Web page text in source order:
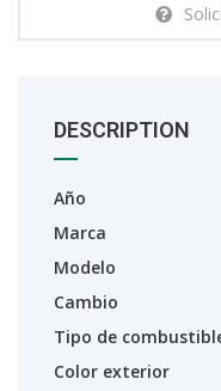
DESCRIPTION
Año
Marca
Modelo
Cambio
Tipo de
Color exterior